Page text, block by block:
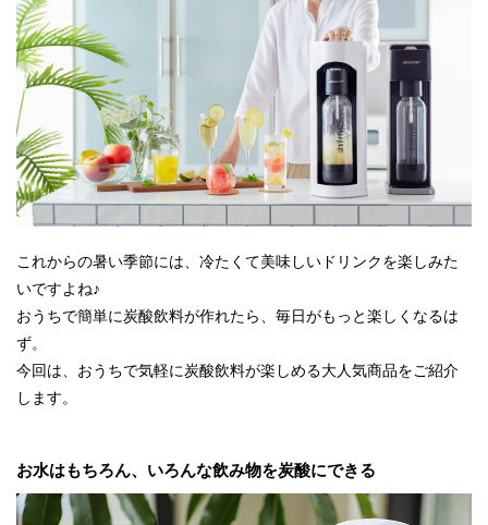
これからの暑い季節には、冷たくて美味しいドリンクを楽しみた
いですよね♪
おうちで簡単に炭酸飲料が作れたら、毎日がもっと楽しくなるは
ず。
今回は、おうちで気軽に炭酸飲料が楽しめる大人気商品をご紹介
します。
お水はもちろん、いろんな飲み物を炭酸にできる